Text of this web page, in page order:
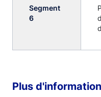
Segment
6
Plus